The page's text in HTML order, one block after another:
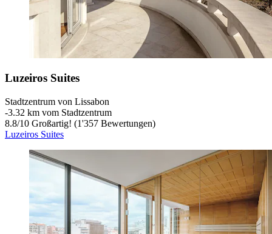
Luzeiros Suites
Stadtzentrum von Lissabon
‐3.32 km vom Stadtzentrum
8.8/10 Großartig! (1'357 Bewertungen)
Luzeiros Suites